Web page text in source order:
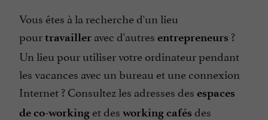
Vous êtes à la recherche d'un lieu
pourtravailler avec d'autres entrepreneurs ?
Un lieu pour utiliser votre ordinateur pendant
les vacances avec un bureau et une connexion
Internet ? Consultez les adresses des espaces
de co-working et des working cafés des